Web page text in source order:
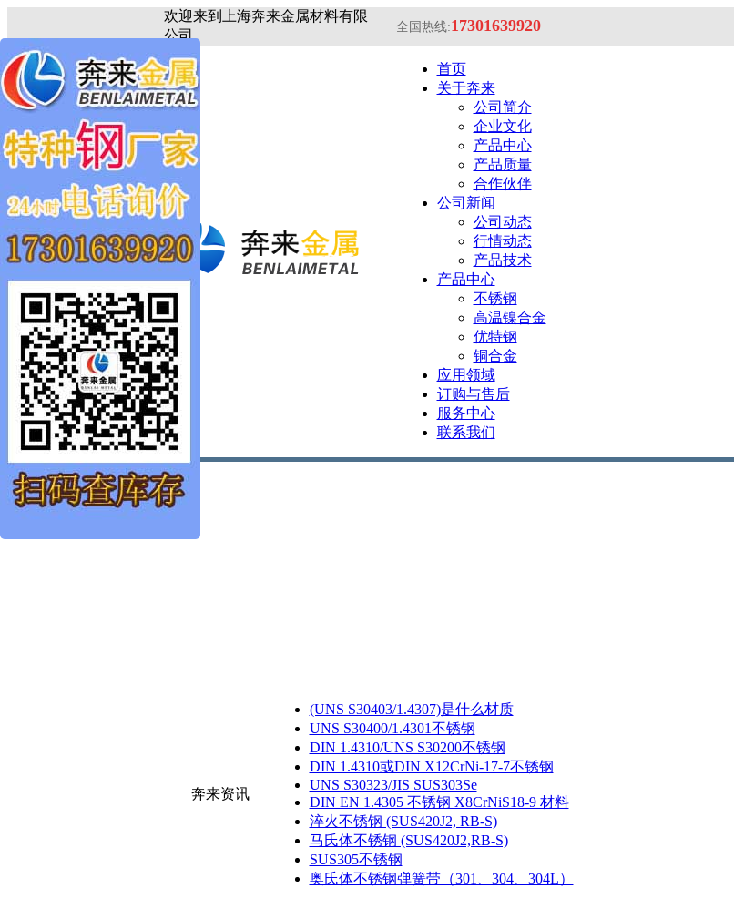
欢迎来到上海奔来金属材料有限
公司
全国热线:17301639920
首页
关于奔来
公司简介
企业文化
产品中心
产品质量
合作伙伴
公司新闻
公司动态
行情动态
产品技术
产品中心
不锈钢
高温镍合金
优特钢
铜合金
应用领域
订购与售后
服务中心
联系我们
奔来资讯
(UNS S30403/1.4307)是什么材质
UNS S30400/1.4301不锈钢
DIN 1.4310/UNS S30200不锈钢
DIN 1.4310或DIN X12CrNi-17-7不锈钢
UNS S30323/JIS SUS303Se
DIN EN 1.4305 不锈钢 X8CrNiS18-9 材料
淬火不锈钢 (SUS420J2, RB-S)
马氏体不锈钢 (SUS420J2,RB-S)
SUS305不锈钢
奥氏体不锈钢弹簧带（301、304、304L）